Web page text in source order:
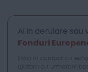
Ai in derulare sau
Fonduri
Intra in contact cu
ajutam cu urmatorii